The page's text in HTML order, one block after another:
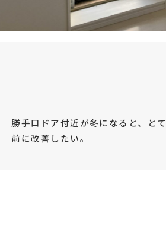
勝手口ドア付近が冬になると、と
前に改善したい。